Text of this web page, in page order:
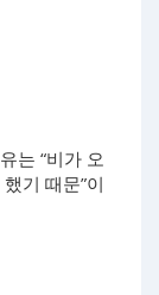
는 “비가 오
기 때문”이